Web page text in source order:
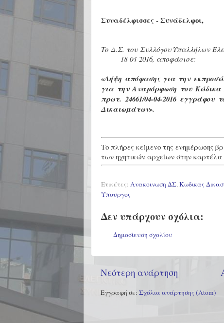
Συναδέλφισσες - Συνάδελφοι,
Το Δ.Σ. του Συλλόγου Υπαλλήλων
18-04-2016, αποφάσισε:
«Λήψη απόφασης για την
για την Αναμόρφωση του Κώδικα
πρωτ. 24661/04-04-2016
Δικαιωμάτων».
Το πλήρες κείμενο της ενημέρωσης
των ηχητικών αρχείων στην καρτέλα
Ετικέτες: Ανακοινωση ΔΣ,Κωδικας
Υπουργος
Δεν υπάρχουν σχόλια:
Δημοσίευση σχολίου
Νεότερη ανάρτηση
Εγγραφή σε: Σχόλια ανάρτησης (Atom)